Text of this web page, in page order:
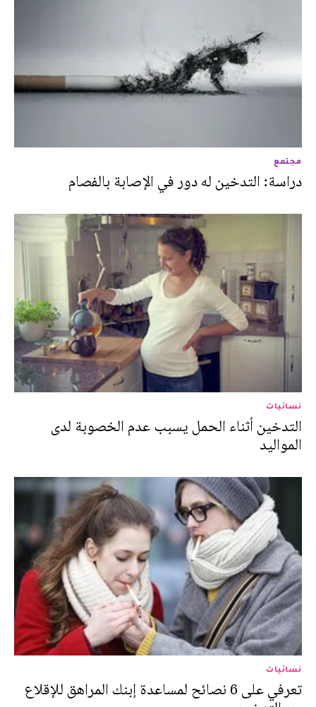
مجتمع
دراسة: التدخين له دور في الإصابة بالفصام
نسائيات
التدخين أثناء الحمل يسبب عدم الخصوبة لدى
المواليد
نسائيات
تعرفي على 6 نصائح لمساعدة إبنك المراهق للإقلاع